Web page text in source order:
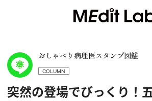
おしゃべり病理医スタンプ図鑑
COLUMN
突然の登場でびっくり！